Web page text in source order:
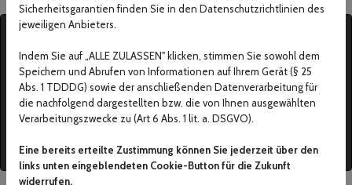
Google Maps inaktiv
Aufgrund Ihrer Cookie-Einstellungen kann
dieses Modul nicht geladen werden.
passen Sie bitte Ihre Cookie-Einstellungen
entsprechend an.
Sicherheitsgarantien finden Sie in den Datenschutzrichtlinien des
jeweiligen Anbieters.
Indem Sie auf „ALLE ZULASSEN" klicken, stimmen Sie sowohl dem
Speichern und Abrufen von Informationen auf Ihrem Gerät (§ 25
Abs. 1 TDDDG) sowie der anschließenden Datenverarbeitung für
die nachfolgend dargestellten bzw. die von Ihnen ausgewählten
Verarbeitungszwecke zu (Art 6 Abs. 1 lit. a. DSGVO).
Eine bereits erteilte Zustimmung können Sie jederzeit über den
links unten eingeblendeten Cookie-Button für die Zukunft
widerrufen.